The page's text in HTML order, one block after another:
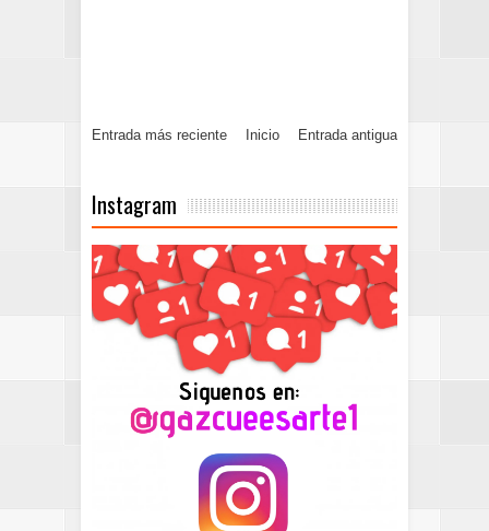
Entrada más reciente Entrada antigua
Inicio
Instagram